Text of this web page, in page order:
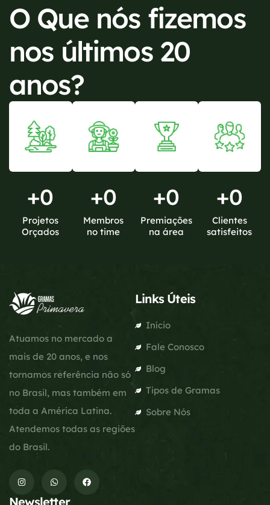
O Que nós fizemos
nos últimos 20
anos?
+0
Projetos
Orçados
+0
Membros
no time
+0
Premiações
na área
+0
Clientes
satisfeitos
Atuamos no mercado a
mais de 20 anos, e nos
tornamos referência não só
no Brasil, mas também em
toda a América Latina.
Atendemos todas as regiões
do Brasil.
Links Úteis
Início
Fale Conosco
Blog
Tipos de Gramas
Sobre Nós
Newsletter